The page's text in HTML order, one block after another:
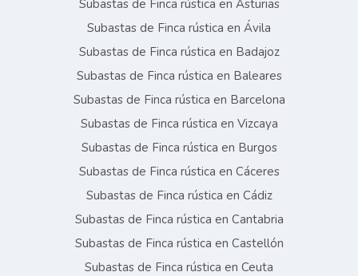
Subastas de Finca rústica en Asturias
Subastas de Finca rústica en Ávila
Subastas de Finca rústica en Badajoz
Subastas de Finca rústica en Baleares
Subastas de Finca rústica en Barcelona
Subastas de Finca rústica en Vizcaya
Subastas de Finca rústica en Burgos
Subastas de Finca rústica en Cáceres
Subastas de Finca rústica en Cádiz
Subastas de Finca rústica en Cantabria
Subastas de Finca rústica en Castellón
Subastas de Finca rústica en Ceuta